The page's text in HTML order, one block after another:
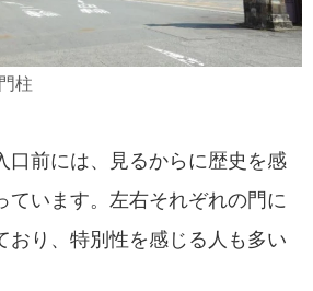
柱
口前には、見るからに歴史を感
ています。左右それぞれの門に
おり、特別性を感じる人も多い